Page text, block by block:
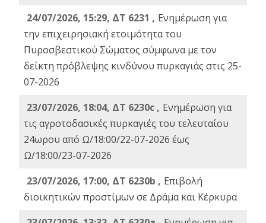
24/07/2026, 15:29, ΔΤ 6231 , Ενημέρωση για
την επιχειρησιακή ετοιμότητα του
Πυροσβεστικού Σώματος σύμφωνα με τον
δείκτη πρόβλεψης κινδύνου πυρκαγιάς στις 25-
07-2026
23/07/2026, 18:04, ΔΤ 6230c , Ενημέρωση για
τις αγροτοδασικές πυρκαγιές του τελευταίου
24ωρου από Ω/18:00/22-07-2026 έως
Ω/18:00/23-07-2026
23/07/2026, 17:00, ΔΤ 6230b , Επιβολή
διοικητικών προστίμων σε Δράμα και Κέρκυρα